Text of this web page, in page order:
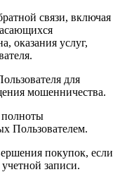
связи, включая
оказания услуг,
для
мошенничества.
полноты
Пользователем.
покупок, если
записи.